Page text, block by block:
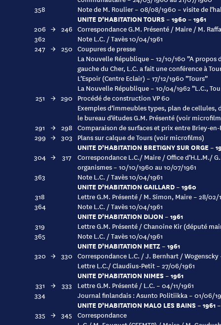
358
Note de M. Roulier – 08/08/1960 – visite de
UNITE D’HABITATION TOURS – 1960 – 1961
206 → 246 Correspondance G.M. Présenté / Maire / M.
362
Note L.C. / Tavès 10/04/1961
247 → 250 Coupures de presse
La Nouvelle République – 12/10/160 ”A propos
gauche du Cher, L.C. a fait une conférence à
L’Espoir (Centre Eclair) – 17/12/1960 ”Tours”
La Nouvelle République – 10/04/1962 ”L.C.,
251
→ 290 Procédé de construction VP 60
Exemples d’immeubles types, plan de
le bureau d’études G.M. Présenté (voir
291
→ 298 Comparaison de surfaces et prix entre Briey-
299 → 303 Plans sur calque de Tours (voir microfilms)
UNITE D’HABITATION BRETIGNY SUR ORGE –
304 → 317
Correspondance L.C./ Maire / Office d’H.L.M./
organismes – 10/10/1960 au 10/07/1961
363
Note L.C. / Tavès 10/04/1961
UNITE D’HABITATION GAILLARD – 1960
318
Lettre G.M. Présenté / M. Simon, Maire – 28/02/
364
Note L.C. / Tavès 10/04/1961
UNITE D’HABITATION DIJON – 1961
319
Lettre G.M. Présenté / Chanoine Kir (député
365
Note L.C. / Tavès 10/04/1961
UNITE D’HABITATION METZ – 1961
320 → 330 Correspondance L.C. / J. Bernhart /
Lettre L.C./ Claudius-Petit – 27/06/1961
UNITE D’HABITATION NIMES – 1961
331 → 333
Lettre G.M. Présenté / L.C. – 04/11/1961
334
Journal finlandais : Asunto Politiikka – 01/06/
UNITE D’HABITATION MALO LES BAINS – 1961
335 → 345 Correspondance